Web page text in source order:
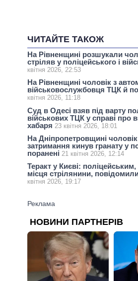
ЧИТАЙТЕ ТАКОЖ
На Рівненщині розшукали
стріляв у поліцейського і
квітня 2026, 22:53
На Рівненщині чоловік з
військовослужбовця ТЦК й
квітня 2026, 11:18
Суд в Одесі взяв під варту
військових ТЦК у справі про
хабаря 23 квітня 2026, 18:01
На Дніпропетровщині
затримання кинув гранату у
поранені 21 квітня 2026, 12:14
Теракт у Києві: поліцейським,
місця стрілянини,
квітня 2026, 19:17